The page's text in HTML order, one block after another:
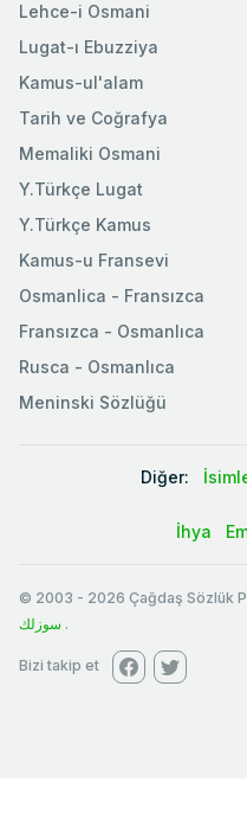
Lehce-i Osmani
Lugat-ı Ebuzziya
Kamus-ul'alam
Tarih ve Coğrafya
Memaliki Osmani
Y.Türkçe Lugat
Y.Türkçe Kamus
Kamus-u Fransevi
Osmanlica - Fransızca
Fransızca - Osmanlıca
Rusca - Osmanlıca
Meninski Sözlüğü
Diğer:
İhya
© 2003 - 2026 Çağdaş Sözlük
سوزلك .
Bizi takip et